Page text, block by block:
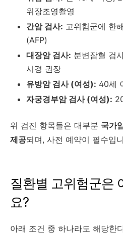
위장조영촬영
간암 검사: 고위험군에 한
(AFP)
대장암 검사: 분변잠혈 검
시경 권장
유방암 검사 (여성): 40세
자궁경부암 검사 (여성):
위 검진 항목들은 대부분 국가
제공되며, 사전 예약이 필수입
질환별 고위험군은
요?
아래 조건 중 하나라도 해당한